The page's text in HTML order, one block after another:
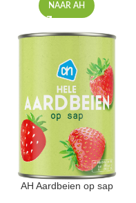
NAAR AH
AH Aardbeien op sap